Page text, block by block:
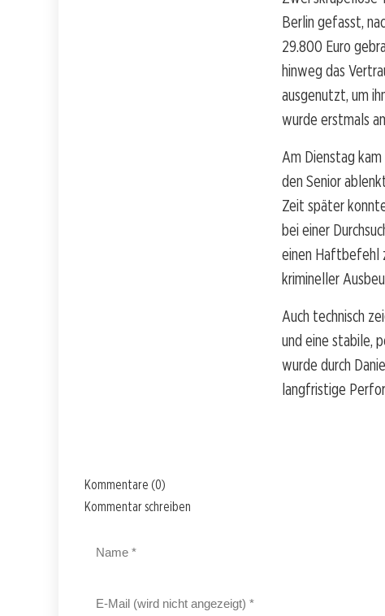
Berlin gefasst,
29.800 Euro
hinweg das
ausgenutzt, um
wurde erstmals
Am Dienstag
den Senior
Zeit später
bei einer
einen Haftbefehl
krimineller
Auch technisch
und eine stabile,
wurde durch
langfristige
Kommentare (0)
Kommentar schreiben